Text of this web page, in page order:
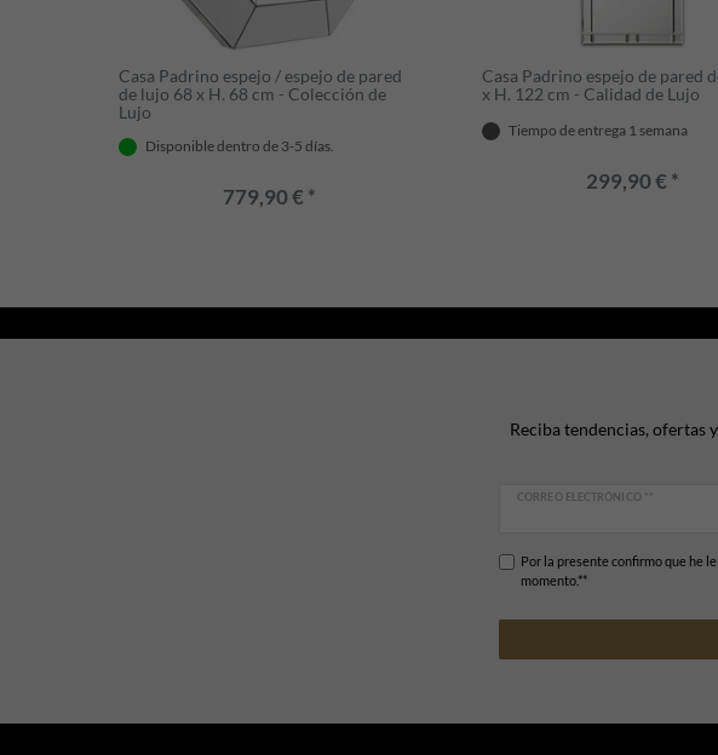
Casa Padrino espejo / espejo de pared
de lujo 68 x H. 68 cm - Colección de
Lujo
Disponible dentro de 3-5 días.
779,90 € *
Casa Padrino espejo de pared
x H. 122 cm - Calidad de Lujo
Tiempo de entrega 1 semana
299,90 € *
Reciba tendencias, ofertas
CORREO ELECTRÓNICO **
Por la presente confirmo que he
momento.**